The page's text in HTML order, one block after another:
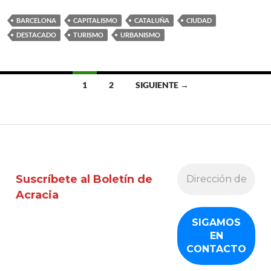
BARCELONA CAPITALISMO CATALUÑA
CIUDAD
DESTACADO
TURISMO URBANISMO
las
1 2 SIGUIENTE →
Suscríbete al Boletín de
Acracia